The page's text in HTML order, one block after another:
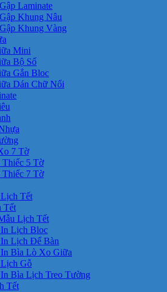
Laminate
Khung Nâu
Khung Vàng
Mini
Bộ Số
Gắn Bloc
Dán Chữ Nổi
7 Tờ
5 Tờ
7 Tờ
Tết
Tết
Lịch Tết
Lịch Bloc
Lịch Để Bàn
Bìa Lò Xo Giữa
Gỗ
Bìa Lịch Treo Tường
Tết